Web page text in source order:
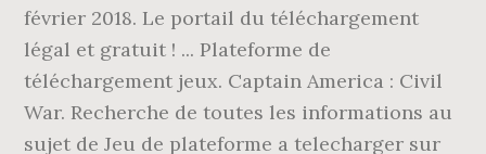
février 2018. Le portail du téléchargement
légal et gratuit ! ... Plateforme de
téléchargement jeux. Captain America : Civil
War. Recherche de toutes les informations au
sujet de Jeu de plateforme a telecharger sur